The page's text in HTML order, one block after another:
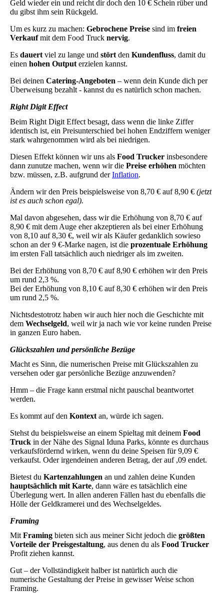
Geld wieder ein und reicht dir doch den 10 € Schein rüber und
du gibst ihm sein Rückgeld.
Um es kurz zu machen: Gebrochene Preise sind im freien
Verkaufmit dem Food Truck nervig.
Es dauertviel zu lange und störtden Kundenfluss, damit du
einen hohen Outputerzielen kannst.
Bei deinen Catering-Angeboten – wenn dein Kunde dich per
Überweisung bezahlt - kannst du es natürlich schon machen.
Right Digit Effect
Beim Right Digit Effect besagt, dass wenn die linke Ziffer
identisch ist, ein Preisunterschied bei hohen Endziffern weniger
stark wahrgenommen wird als bei niedrigen.
Diesen Effekt können wir uns als Food Trucker insbesondere
dann zunutze machen, wenn wir die Preise erhöhen möchten
bzw. müssen, z.B. aufgrund derInflation.
Ändern wir den Preis beispielsweise von 8,70 € auf 8,90 € (jetzt
ist es auch schon egal).
Mal davon abgesehen, dass wir die Erhöhung von 8,70 € auf
8,90 € mit dem Auge eher akzeptieren als bei einer Erhöhung
von 8,10 auf 8,30 €, weil wir als Käufer gedanklich sowieso
schon an der 9 €-Marke nagen, ist die prozentuale Erhöhung
im ersten Fall tatsächlich auch niedriger als im zweiten.
Bei der Erhöhung von 8,70 € auf 8,90 € erhöhen wir den Preis
um rund 2,3 %.
Bei der Erhöhung von 8,10 € auf 8,30 € erhöhen wir den Preis
um rund 2,5 %.
Nichtsdestotrotz haben wir auch hier noch die Geschichte mit
dem Wechselgeld, weil wir ja nach wie vor keine runden Preise
in ganzen Euro haben.
Glückszahlen und persönliche Bezüge
Macht es Sinn, die numerischen Preise mit Glückszahlen zu
versehen oder gar persönliche Bezüge anzuwenden?
Hmm – die Frage kann erstmal nicht pauschal beantwortet
werden.
Es kommt auf den Kontext an, würde ich sagen.
Stehst du beispielsweise an einem Spieltag mit deinem Food
Truck in der Nähe des Signal Iduna Parks, könnte es durchaus
verkaufsfördernd wirken, wenn du deine Speisen für 9,09 €
verkaufst. Oder irgendeinen anderen Betrag, der auf ,09 endet.
Bietest du Kartenzahlungen an und zahlen deine Kunden
hauptsächlich mit Karte, dann wäre es tatsächlich eine
Überlegung wert. In allen anderen Fällen hast du ebenfalls die
Hölle der Geldkramerei und des Wechselgeldes.
Framing
Mit Framing bieten sich aus meiner Sicht jedoch die größten
Vorteile der Preisgestaltung, aus denen du als Food Trucker
Profit ziehen kannst.
Gut – der Vollständigkeit halber ist natürlich auch die
numerische Gestaltung der Preise in gewisser Weise schon
Framing.